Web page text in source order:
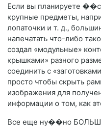
Если вы планируете
крупные предметы,
лопаточки и т. д.,
напечатать что-либо
создал «модульные»
крышками» разного
соединить с
просто чтобы скрыть
изображения для
информации о том, как
Все еще ну��но